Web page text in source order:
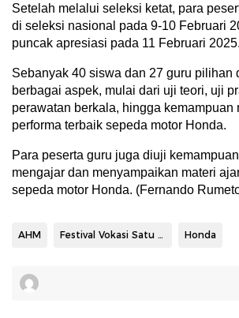
Setelah melalui seleksi ketat, para
di seleksi nasional pada 9-10 Februari
puncak apresiasi pada 11 Februari 2025.
Sebanyak 40 siswa dan 27 guru pilihan
berbagai aspek, mulai dari uji teori, uji
perawatan berkala, hingga kemampuan
performa terbaik sepeda motor Honda.
Para peserta guru juga diuji
mengajar dan menyampaikan materi
sepeda motor Honda. (Fernando
AHM Festival Vokasi Satu Hati Honda